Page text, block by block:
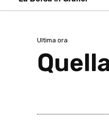
Ultima ora